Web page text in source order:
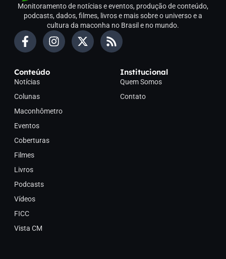
Monitoramento de notícias e eventos, produção de conteúdo,
podcasts, dados, filmes, livros e mais sobre o universo e a
cultura da maconha no Brasil e no mundo.
Conteúdo
Notícias
Colunas
Maconhômetro
Eventos
Coberturas
Filmes
Livros
Podcasts
Vídeos
FICC
Vista CM
Institucional
Quem Somos
Contato